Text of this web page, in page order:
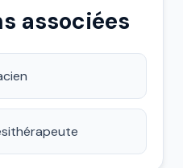
associées